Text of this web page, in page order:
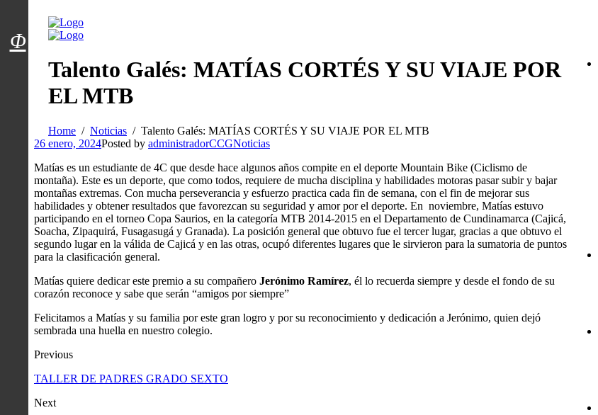
Menú usuarios
Talento Galés: MATÍAS CORTÉS Y SU VIAJE POR
EL MTB
Home Noticias
Talento Galés: MATÍAS CORTÉS Y SU VIAJE POR EL MTB
26 enero, 2024Posted by administradorCCGNoticias
Matías es un estudiante de 4C que desde hace algunos años compite en el deporte Mountain Bike (Ciclismo de
montaña). Este es un deporte, que como todos, requiere de mucha disciplina y habilidades motoras pasar subir y bajar
montañas extremas. Con mucha perseverancia y esfuerzo practica cada fin de semana, con el fin de mejorar sus
habilidades y obtener resultados que favorezcan su seguridad y amor por el deporte. En noviembre, Matías estuvo
participando en el torneo Copa Saurios, en la categoría MTB 2014-2015 en el Departamento de Cundinamarca (Cajicá,
Soacha, Zipaquirá, Fusagasugá y Granada). La posición general que obtuvo fue el tercer lugar, gracias a que obtuvo el
segundo lugar en la válida de Cajicá y en las otras, ocupó diferentes lugares que le sirvieron para la sumatoria de puntos
para la clasificación general.
Matías quiere dedicar este premio a su compañero Jerónimo Ramírez, él lo recuerda siempre y desde el fondo de su
corazón reconoce y sabe que serán “amigos por siempre”
Felicitamos a Matías y su familia por este gran logro y por su reconocimiento y dedicación a Jerónimo, quien dejó
sembrada una huella en nuestro colegio.
Previous
TALLER DE PADRES GRADO SEXTO
Next
Φ